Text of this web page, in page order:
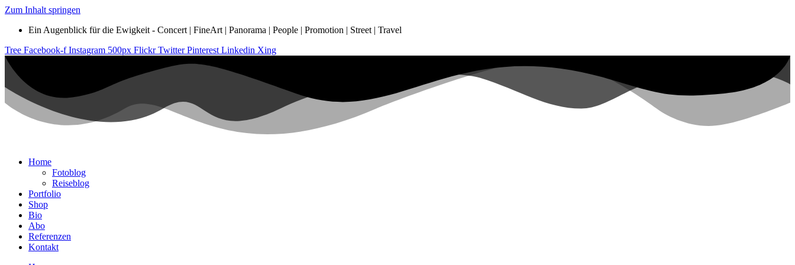
Zum Inhalt springen
Ein Augenblick für die Ewigkeit - Concert | FineArt | Panorama | People | Promotion | Street | Travel
Tree Facebook-f Instagram 500px Flickr Twitter Pinterest Linkedin Xing
Home
Fotoblog
Reiseblog
Portfolio
Shop
Bio
Abo
Referenzen
Kontakt